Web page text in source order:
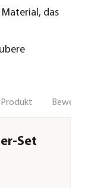
das
Produkt
Set